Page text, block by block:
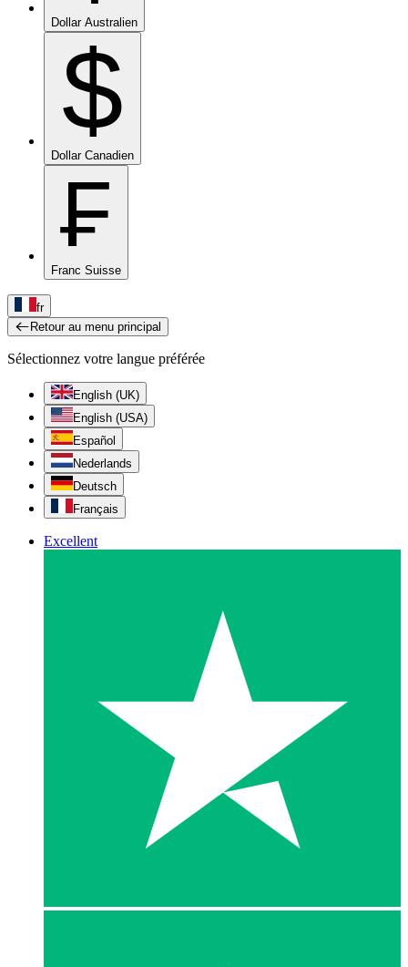
Dollar Australien
$
Dollar Canadien
₣
Franc Suisse
fr
Retour au menu principal
Sélectionnez votre langue préférée
English (UK)
English (USA)
Español
Nederlands
Deutsch
Français
Excellent